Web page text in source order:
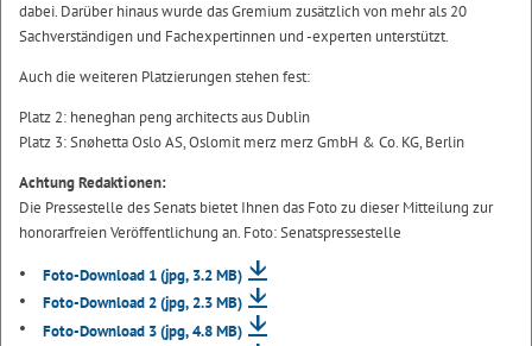
dabei. Darüber hinaus wurde das Gremium zusätzlich von mehr als 20
Sachverständigen und Fachexpertinnen und -experten unterstützt.
Auch die weiteren Platzierungen stehen fest:
Platz 2: heneghan peng architects aus Dublin
Platz 3: Snøhetta Oslo AS, Oslomit merz merz GmbH & Co. KG, Berlin
Achtung Redaktionen:
Die Pressestelle des Senats bietet Ihnen das Foto zu dieser Mitteilung zur
honorarfreien Veröffentlichung an. Foto: Senatspressestelle
Foto-Download 1(jpg, 3.2 MB)
Foto-Download 2(jpg, 2.3 MB)
Foto-Download 3(jpg, 4.8 MB)